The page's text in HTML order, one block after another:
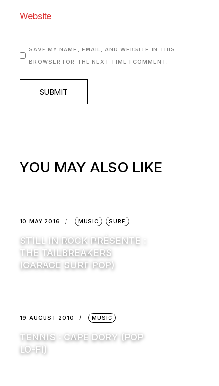
SAVE MY NAME, EMAIL, AND WEBSITE IN THIS
BROWSER FOR THE NEXT TIME I COMMENT.
SUBMIT
YOU MAY ALSO LIKE
10 MAY 2016 MUSIC SURF
STILL IN ROCK PRÉSENTE :
THE TAILBREAKERS
(GARAGE SURF POP)
19 AUGUST 2010 MUSIC
TENNIS : CAPE DORY (POP
LO-FI)